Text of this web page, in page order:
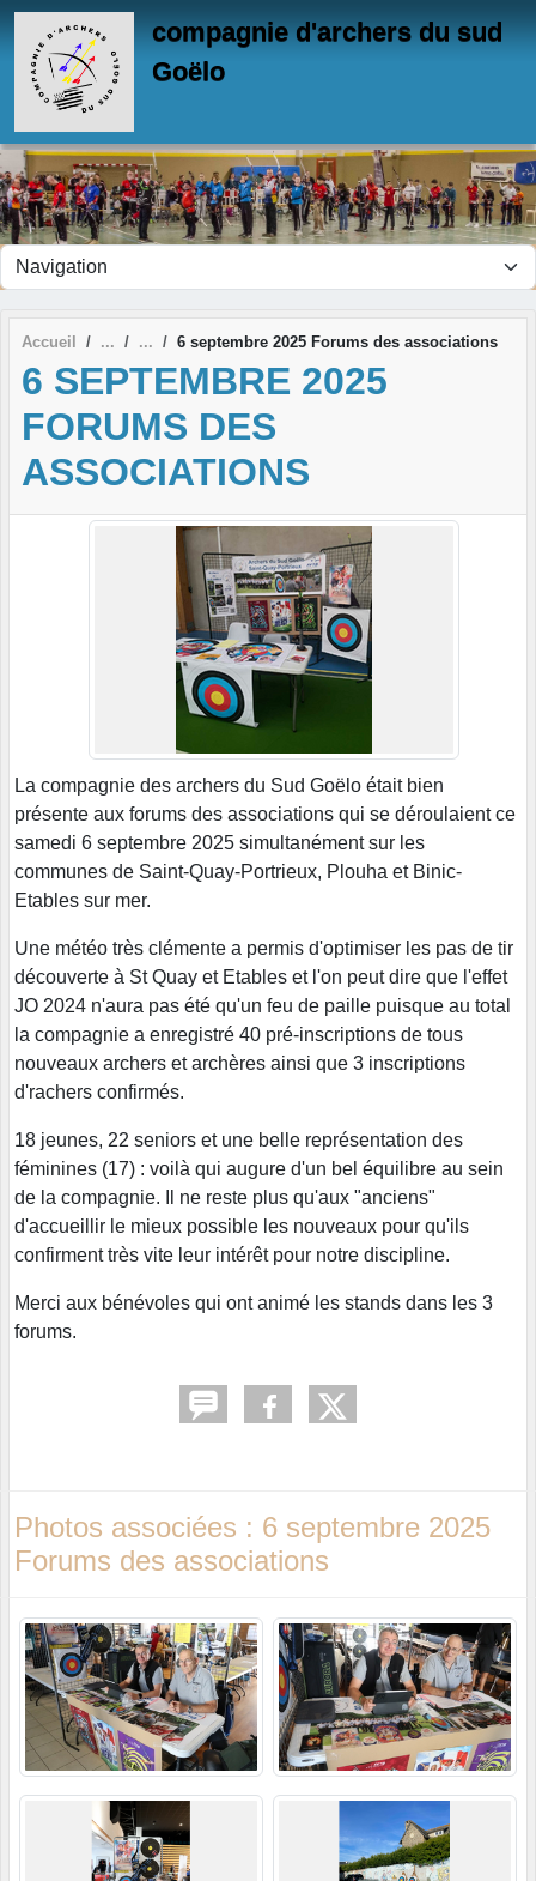
compagnie d'archers du sud
Goëlo
Accueil 6 septembre 2025 Forums des associations
6 SEPTEMBRE 2025
FORUMS DES
ASSOCIATIONS
La compagnie des archers du Sud Goëlo était bien
présente aux forums des associations qui se déroulaient ce
samedi 6 septembre 2025 simultanément sur les
communes de Saint-Quay-Portrieux, Plouha et Binic-
Etables sur mer.
Une météo très clémente a permis d'optimiser les pas de tir
découverte à St Quay et Etables et l'on peut dire que l'effet
JO 2024 n'aura pas été qu'un feu de paille puisque au total
la compagnie a enregistré 40 pré-inscriptions de tous
nouveaux archers et archères ainsi que 3 inscriptions
d'rachers confirmés.
18 jeunes, 22 seniors et une belle représentation des
féminines (17) : voilà qui augure d'un bel équilibre au sein
de la compagnie. Il ne reste plus qu'aux "anciens"
d'accueillir le mieux possible les nouveaux pour qu'ils
confirment très vite leur intérêt pour notre discipline.
Merci aux bénévoles qui ont animé les stands dans les 3
forums.
Photos associées : 6 septembre 2025
Forums des associations
Panneau de gestion des cookies